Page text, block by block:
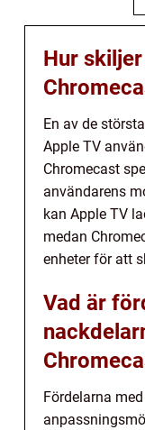
Hur
En av de
Apple TV
Chromecast
användarens
kan Apple TV
medan
enheter för att
Vad är
Fördelarna